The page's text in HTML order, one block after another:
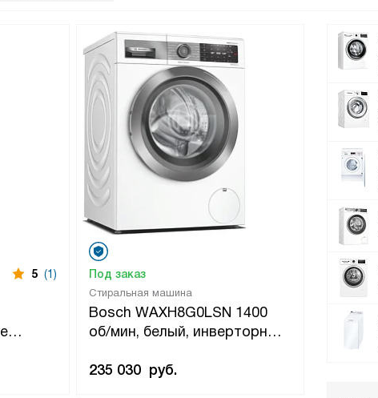
5 (1)
Стиральная машина
Bosch WAXH8G0LSN 1400
об/мин, белый, инверторный
Под заказ
235 030 руб.